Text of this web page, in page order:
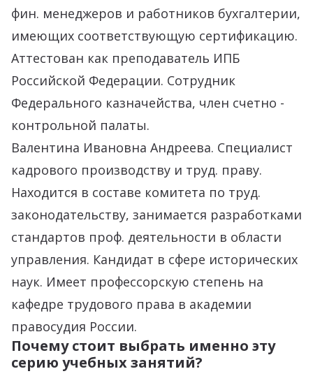
фин. менеджеров и работников бухгалтерии,
имеющих соответствующую сертификацию.
Аттестован как преподаватель ИПБ
Российской Федерации. Сотрудник
Федерального казначейства, член счетно -
контрольной палаты.
Валентина Ивановна Андреева. Специалист
кадрового производству и труд. праву.
Находится в составе комитета по труд.
законодательству, занимается разработками
стандартов проф. деятельности в области
управления. Кандидат в сфере исторических
наук. Имеет профессорскую степень на
кафедре трудового права в академии
правосудия России.
Почему стоит выбрать именно эту
серию учебных занятий?